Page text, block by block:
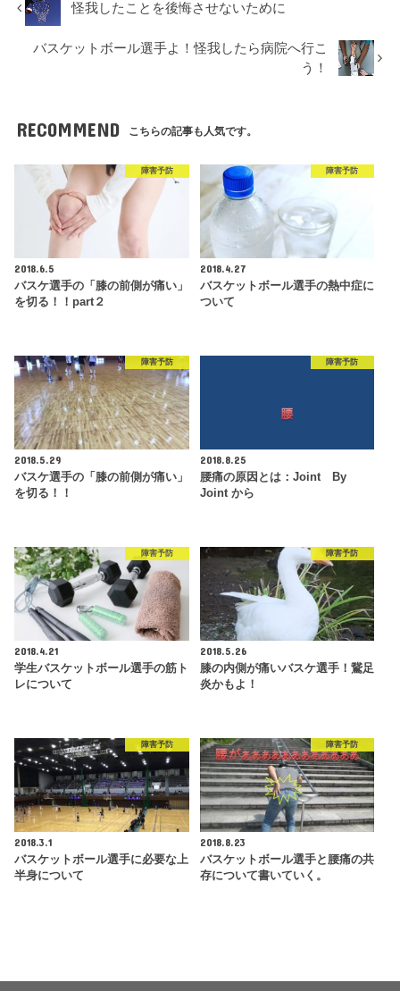
怪我したことを後悔させないために
バスケットボール選手よ！怪我したら病院へ行こ
う！
RECOMMEND こちらの記事も人気です。
障害予防
2018.6.5
バスケ選手の「膝の前側が痛い」
を切る！！part２
障害予防
2018.4.27
バスケットボール選手の熱中症に
ついて
障害予防
2018.5.29
バスケ選手の「膝の前側が痛い」
を切る！！
障害予防
2018.8.25
腰痛の原因とは：Joint By
Joint から
障害予防
2018.4.21
学生バスケットボール選手の筋ト
レについて
障害予防
2018.5.26
膝の内側が痛いバスケ選手！鵞足
炎かもよ！
障害予防
2018.3.1
バスケットボール選手に必要な上
半身について
障害予防
2018.8.23
バスケットボール選手と腰痛の共
存について書いていく。